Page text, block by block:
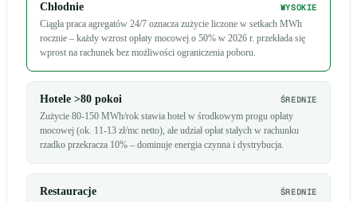
Chłodnie WYSOKIE
Ciągła praca agregatów 24/7 oznacza zużycie liczone w setkach MWh
rocznie – każdy wzrost opłaty mocowej o 50% w 2026 r. przekłada się
wprost na rachunek bez możliwości ograniczenia poboru.
Hotele >80 pokoi ŚREDNIE
Zużycie 80-150 MWh/rok stawia hotel w środkowym progu opłaty
mocowej (ok. 11-13 zł/mc netto), ale udział opłat stałych w rachunku
rzadko przekracza 10% – dominuje energia czynna i dystrybucja.
Restauracje ŚREDNIE